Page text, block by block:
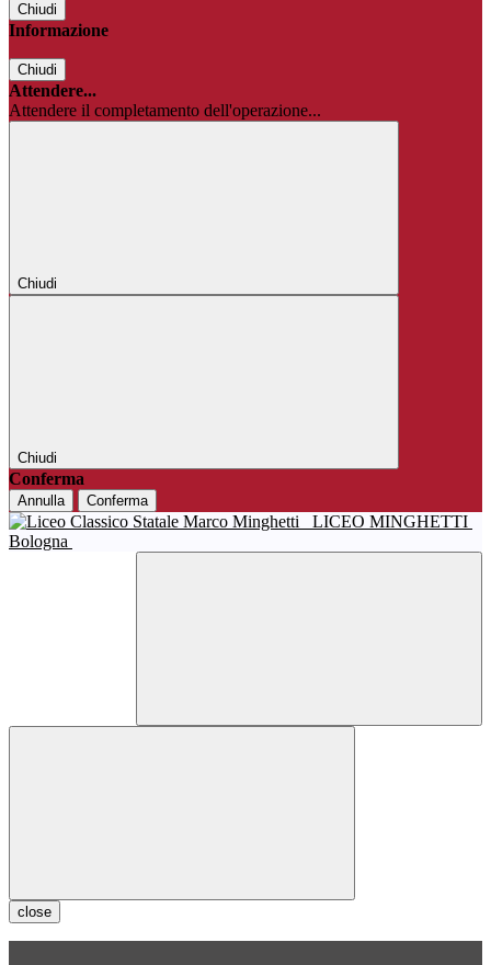
Chiudi
Informazione
Chiudi
Attendere...
Attendere il completamento dell'operazione...
Chiudi
Chiudi
Conferma
Annulla Conferma
LICEO MINGHETTI
Bologna
close